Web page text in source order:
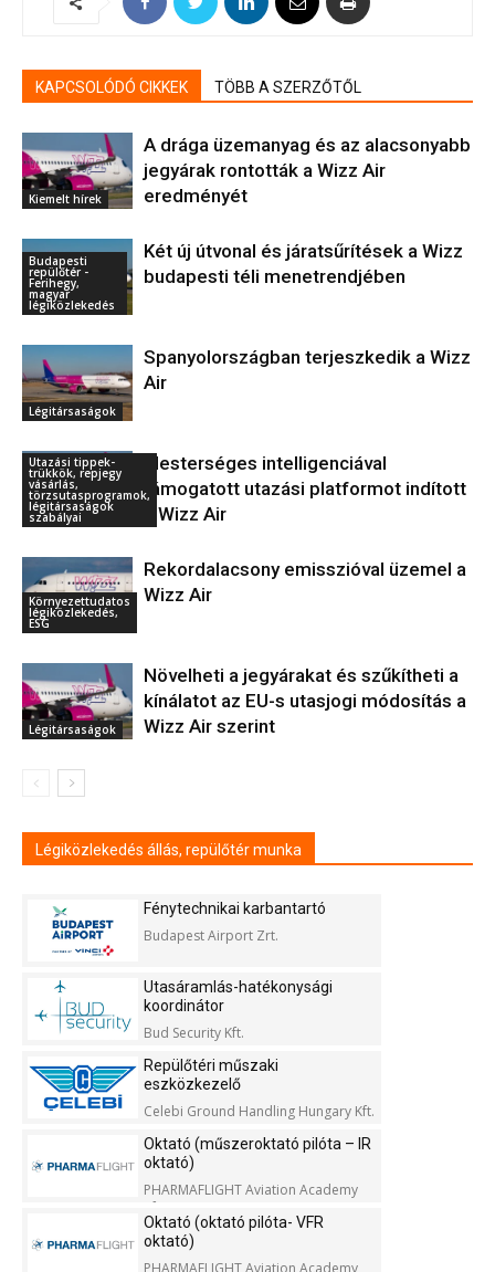
KAPCSOLÓDÓ CIKKEK TÖBB A SZERZŐTŐL
Kiemelt hírek
A drága üzemanyag és az alacsonyabb
jegyárak rontották a Wizz Air
eredményét
Budapesti
repülőtér -
Ferihegy,
magyar
légiközlekedés
Két új útvonal és járatsűrítések a Wizz
budapesti téli menetrendjében
Légitársaságok
Spanyolországban terjeszkedik a Wizz
Air
Utazási tippek-
trükkök, repjegy
vásárlás,
törzsutasprogramok,
légitársaságok
szabályai
Mesterséges intelligenciával
támogatott utazási platformot indított
a Wizz Air
Környezettudatos
légiközlekedés,
ESG
Rekordalacsony emisszióval üzemel a
Wizz Air
Légitársaságok
Növelheti a jegyárakat és szűkítheti a
kínálatot az EU-s utasjogi módosítás a
Wizz Air szerint
Légiközlekedés állás, repülőtér munka
Fénytechnikai karbantartó
Budapest Airport Zrt.
Utasáramlás-hatékonysági
koordinátor
Bud Security Kft.
Repülőtéri műszaki
eszközkezelő
Celebi Ground Handling Hungary Kft.
Oktató (műszeroktató pilóta – IR
oktató)
PHARMAFLIGHT Aviation Academy
Kft.
Oktató (oktató pilóta- VFR
oktató)